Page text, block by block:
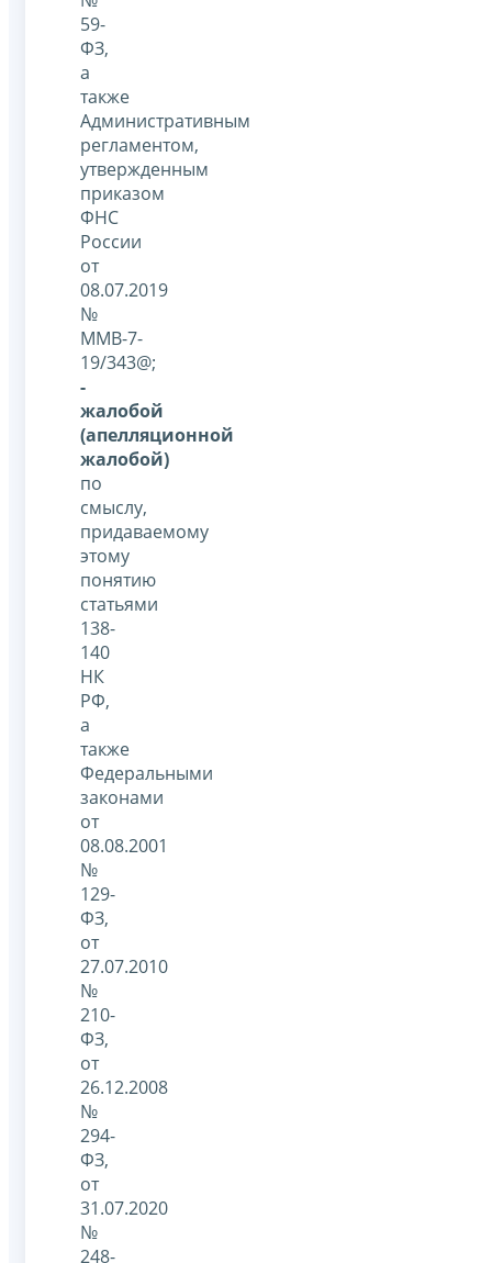
59-
ФЗ,
а
также
Административным
регламентом,
утвержденным
приказом
ФНС
России
от
08.07.2019
№
ММВ-7-
19/343@;
-
жалобой
(апелляционной
жалобой)
по
смыслу,
придаваемому
этому
понятию
статьями
138-
140
НК
РФ,
а
также
Федеральными
законами
от
08.08.2001
№
129-
ФЗ,
от
27.07.2010
№
210-
ФЗ,
от
26.12.2008
№
294-
ФЗ,
от
31.07.2020
№
248-